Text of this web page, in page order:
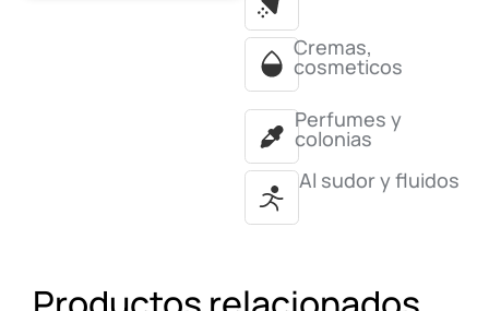
Cremas,
cosmeticos
Perfumes y
colonias
Al sudor y fluidos